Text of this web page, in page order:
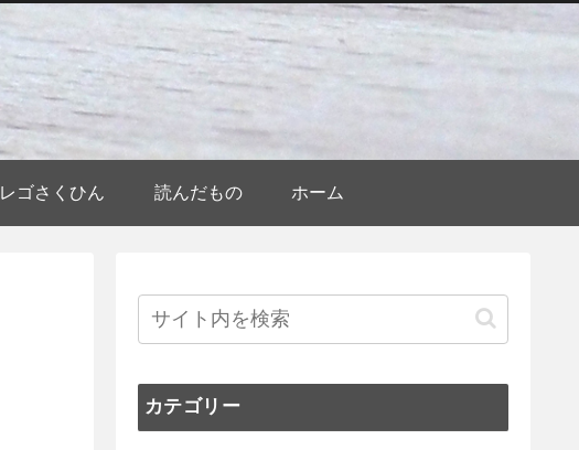
レゴさくひん 読んだもの ホーム
カテゴリー